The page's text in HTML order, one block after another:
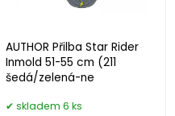
AUTHOR Přilba Star Rider
Inmold 51-55 cm (211
šedá/zelená-ne
skladem 6 ks